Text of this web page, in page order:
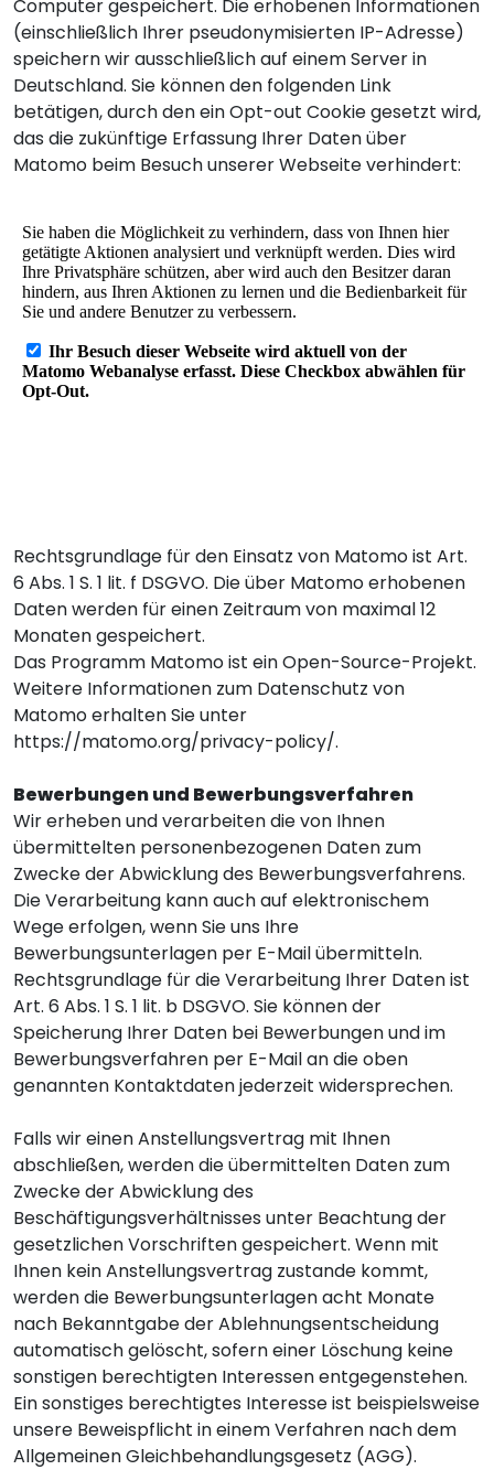
Computer gespeichert. Die erhobenen Informationen
(einschließlich Ihrer pseudonymisierten IP-Adresse)
speichern wir ausschließlich auf einem Server in
Deutschland. Sie können den folgenden Link
betätigen, durch den ein Opt-out Cookie gesetzt wird,
das die zukünftige Erfassung Ihrer Daten über
Matomo beim Besuch unserer Webseite verhindert:
Rechtsgrundlage für den Einsatz von Matomo ist Art.
6 Abs. 1 S. 1 lit. f DSGVO. Die über Matomo erhobenen
Daten werden für einen Zeitraum von maximal 12
Monaten gespeichert.
Das Programm Matomo ist ein Open-Source-Projekt.
Weitere Informationen zum Datenschutz von
Matomo erhalten Sie unter
https://matomo.org/privacy-policy/.
Bewerbungen und Bewerbungsverfahren
Wir erheben und verarbeiten die von Ihnen
übermittelten personenbezogenen Daten zum
Zwecke der Abwicklung des Bewerbungsverfahrens.
Die Verarbeitung kann auch auf elektronischem
Wege erfolgen, wenn Sie uns Ihre
Bewerbungsunterlagen per E-Mail übermitteln.
Rechtsgrundlage für die Verarbeitung Ihrer Daten ist
Art. 6 Abs. 1 S. 1 lit. b DSGVO. Sie können der
Speicherung Ihrer Daten bei Bewerbungen und im
Bewerbungsverfahren per E-Mail an die oben
genannten Kontaktdaten jederzeit widersprechen.
Falls wir einen Anstellungsvertrag mit Ihnen
abschließen, werden die übermittelten Daten zum
Zwecke der Abwicklung des
Beschäftigungsverhältnisses unter Beachtung der
gesetzlichen Vorschriften gespeichert. Wenn mit
Ihnen kein Anstellungsvertrag zustande kommt,
werden die Bewerbungsunterlagen acht Monate
nach Bekanntgabe der Ablehnungsentscheidung
automatisch gelöscht, sofern einer Löschung keine
sonstigen berechtigten Interessen entgegenstehen.
Ein sonstiges berechtigtes Interesse ist beispielsweise
unsere Beweispflicht in einem Verfahren nach dem
Allgemeinen Gleichbehandlungsgesetz (AGG).